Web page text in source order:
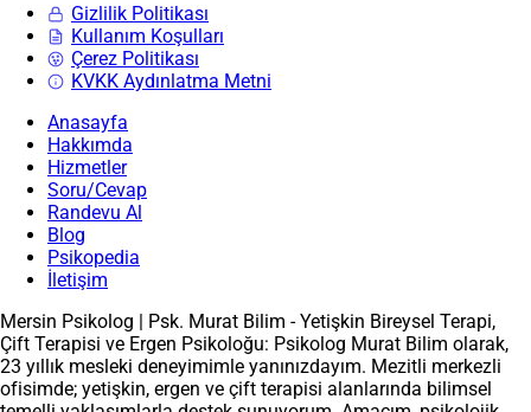
Gizlilik Politikası
Kullanım Koşulları
Çerez Politikası
KVKK Aydınlatma Metni
Anasayfa
Hakkımda
Hizmetler
Soru/Cevap
Randevu Al
Blog
Psikopedia
İletişim
Mersin Psikolog | Psk. Murat Bilim - Yetişkin Bireysel Terapi,
Çift Terapisi ve Ergen Psikoloğu: Psikolog Murat Bilim olarak,
23 yıllık mesleki deneyimimle yanınızdayım. Mezitli merkezli
ofisimde; yetişkin, ergen ve çift terapisi alanlarında bilimsel